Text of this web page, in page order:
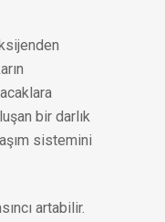
bir darlık
sistemini
artabilir.